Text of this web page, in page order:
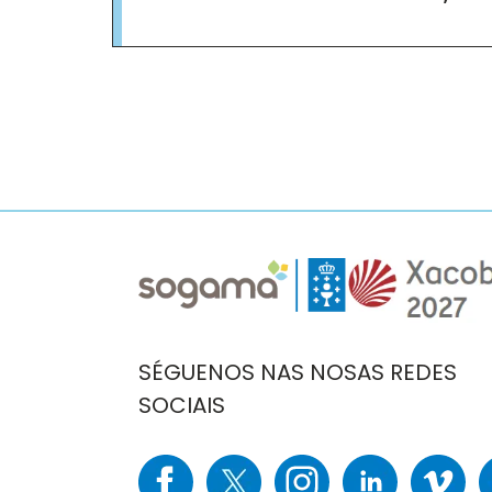
Imaxe
SÉGUENOS NAS NOSAS REDES
SOCIAIS
Imaxe Imaxe Imaxe Imaxe Imaxe